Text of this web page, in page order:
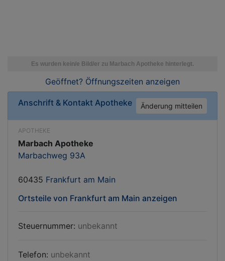
Geöffnet? Öffnungszeiten anzeigen
Anschrift & Kontakt Apotheke Änderung mitteilen
APOTHEKE
Marbach Apotheke
Marbachweg 93A
60435 Frankfurt am Main
Ortsteile von Frankfurt am Main anzeigen
Steuernummer: unbekannt
Telefon: unbekannt